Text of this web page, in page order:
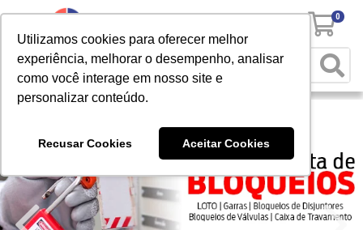
Utilizamos cookies para oferecer melhor
experiência, melhorar o desempenho, analisar
como você interage em nosso site e
personalizar conteúdo.
Recusar Cookies Aceitar Cookies
0